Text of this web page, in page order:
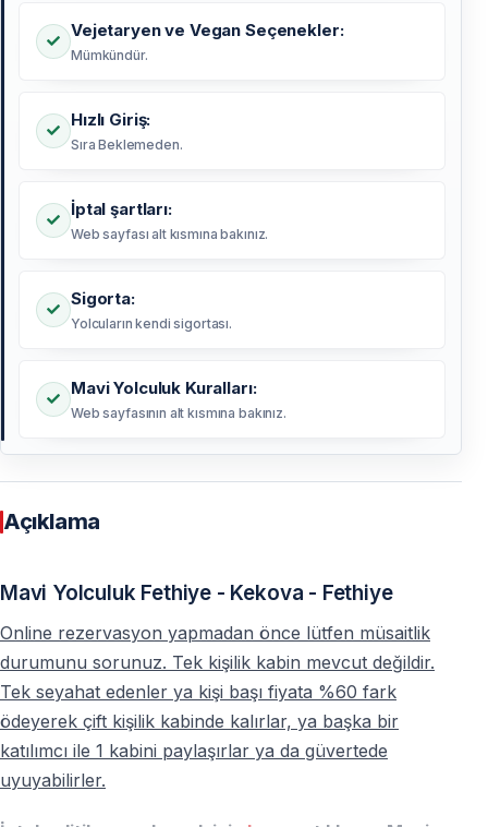
Vejetaryen ve Vegan Seçenekler:
Mümkündür.
Hızlı Giriş:
Sıra Beklemeden.
İptal şartları:
Web sayfası alt kısmına bakınız.
Sigorta:
Yolcuların kendi sigortası.
Mavi Yolculuk Kuralları:
Web sayfasının alt kısmına bakınız.
Açıklama
Mavi Yolculuk Fethiye - Kekova - Fethiye
Online rezervasyon yapmadan önce lütfen müsaitlik
durumunu sorunuz. Tek kişilik kabin mevcut değildir.
Tek seyahat edenler ya kişi başı fiyata %60 fark
ödeyerek çift kişilik kabinde kalırlar, ya başka bir
katılımcı ile 1 kabini paylaşırlar ya da güvertede
uyuyabilirler.